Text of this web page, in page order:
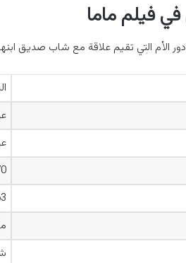
في فيلم ماما
الأم التي تقيم علاقة مع شاب صديق ابنها
63